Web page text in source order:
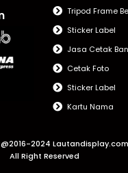
Tripod Frame
Sticker Label
Jasa Cetak
Cetak Foto
Sticker Label
Kartu Nama
2024 Lautandisplay.com
All Right Reserved